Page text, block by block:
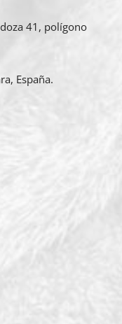
41, polígono
España.